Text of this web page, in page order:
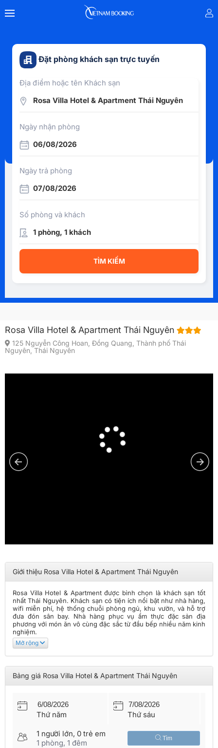
Đặt phòng khách sạn trực tuyến
Địa điểm hoặc tên Khách sạn
Rosa Villa Hotel & Apartment Thái Nguyên
Ngày nhận phòng
06/08/2026
Ngày trả phòng
07/08/2026
Số phòng và khách
1 phòng, 1 khách
TÌM KIẾM
Rosa Villa Hotel & Apartment Thái Nguyên
125 Nguyễn Công Hoan, Đồng Quang, Thành phố Thái
Nguyên, Thái Nguyên
Giới thiệu Rosa Villa Hotel & Apartment Thái Nguyên
Rosa Villa Hotel & Apartment được bình chọn là khách sạn tốt
nhất Thái Nguyên. Khách sạn có tiện ích nổi bật như nhà hàng,
wifi miễn phí, hệ thống chuỗi phòng ngủ, khu vườn, và hỗ trợ
đưa đón sân bay. Nhà hàng phục vụ ẩm thực đặc sản địa
phương với món ăn vô cùng đặc sắc từ đầu bếp nhiều năm kinh
nghiệm.
Mỗi phòng tại
ăn và bếp đầy đủ tiện nghi. Ngoài ra còn có lò vi sóng, tủ lạnh
để du khách có thể chủ động nấu ăn nếu muốn. Đội ngũ lễ tân
Đặt khách sạn Thái Nguyên
nhanh nhất trên website chính thức
Vietnam Booking hoặc gọi
hotline 1900 46 98
Mở rộng
Bảng giá Rosa Villa Hotel & Apartment Thái Nguyên
Thứ năm Thứ sáu
1 người lớn, 0 trẻ em
1 phòng, 1 đêm Tìm